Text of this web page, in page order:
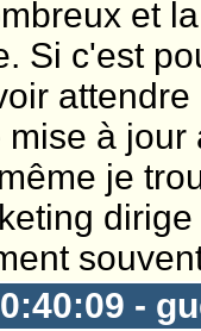
et
Si c'est
à
je
-